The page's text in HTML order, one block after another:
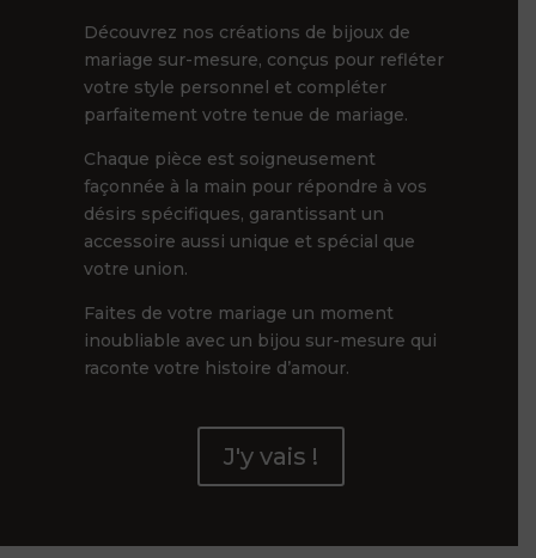
Découvrez nos créations de bijoux de
mariage sur-mesure, conçus pour refléter
votre style personnel et compléter
parfaitement votre tenue de mariage.
Chaque pièce est soigneusement
façonnée à la main pour répondre à vos
désirs spécifiques, garantissant un
accessoire aussi unique et spécial que
votre union.
Faites de votre mariage un moment
inoubliable avec un bijou sur-mesure qui
raconte votre histoire d’amour.
J'y vais !